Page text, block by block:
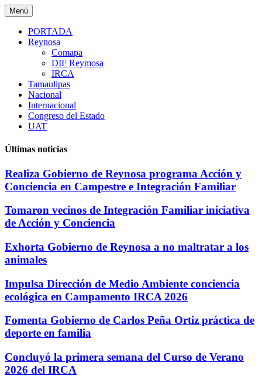
Saltar
al
contenido
Menú
PORTADA
Reynosa
Comapa
DIF Reymosa
IRCA
Tamaulipas
Nacional
Internacional
Congreso del Estado
UAT
Últimas noticias
Realiza Gobierno de Reynosa programa Acción y
Conciencia en Campestre e Integración Familiar
Tomaron vecinos de Integración Familiar iniciativa
de Acción y Conciencia
Exhorta Gobierno de Reynosa a no maltratar a los
animales
Impulsa Dirección de Medio Ambiente conciencia
ecológica en Campamento IRCA 2026
Fomenta Gobierno de Carlos Peña Ortiz práctica de
deporte en familia
Concluyó la primera semana del Curso de Verano
2026 del IRCA